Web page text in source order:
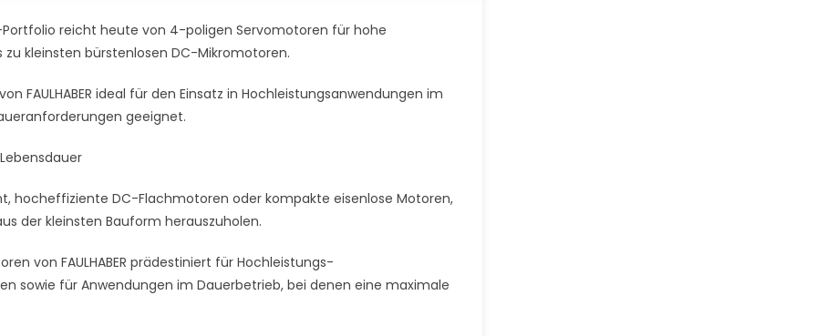
Portfolio reicht heute von 4-poligen Servomotoren für hohe
kleinsten bürstenlosen DC-Mikromotoren.
FAULHABER ideal für den Einsatz in Hochleistungsanwendungen im
geeignet.
hocheffiziente DC-Flachmotoren oder kompakte eisenlose Motoren,
der kleinsten Bauform herauszuholen.
von FAULHABER prädestiniert für Hochleistungs-
sowie für Anwendungen im Dauerbetrieb, bei denen eine maximale